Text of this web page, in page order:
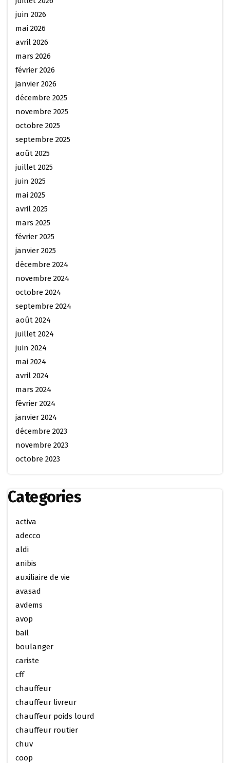
juin 2026
mai 2026
avril 2026
mars 2026
février 2026
janvier 2026
décembre 2025
novembre 2025
octobre 2025
septembre 2025
août 2025
juillet 2025
juin 2025
mai 2025
avril 2025
mars 2025
février 2025
janvier 2025
décembre 2024
novembre 2024
octobre 2024
septembre 2024
août 2024
juillet 2024
juin 2024
mai 2024
avril 2024
mars 2024
février 2024
janvier 2024
décembre 2023
novembre 2023
octobre 2023
Categories
activa
adecco
aldi
anibis
auxiliaire de vie
avasad
avdems
avop
bail
boulanger
cariste
cff
chauffeur
chauffeur livreur
chauffeur poids lourd
chauffeur routier
chuv
coop